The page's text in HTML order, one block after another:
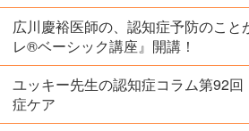
広川慶裕医師の、認知症予防のこと
レ®️ベーシック講座』開講！
ユッキー先生の認知症コラム第92
症ケア